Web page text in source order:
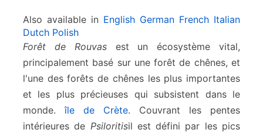
Also available in English German French Italian
Dutch Polish
Forêt de Rouvasest un écosystème vital,
principalement basé sur une forêt de chênes, et
l'une des forêts de chênes les plus importantes
et les plus précieuses qui subsistent dans le
monde.île de Crète. Couvrant les pentes
intérieures de Psiloritisil est défini par les pics